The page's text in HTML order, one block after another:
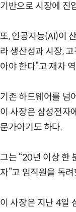
기반으로 시장에 진
또, 인공지능(AI)이
라 생산성과 시장,
아야 한다”고 재차
기존 하드웨어를 넘
이 사장은 삼성전자
문가이기도 하다.
그는 “20년 이상 한
자”고 임직원을 독려
이 사장은 지난 4일